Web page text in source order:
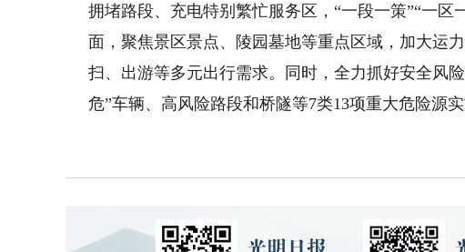
拥堵路段、充电特别繁忙服务区，“一段一策”“一
面，聚焦景区景点、陵园墓地等重点区域，加大运
扫、出游等多元出行需求。同时，全力抓好安全风
危”车辆、高风险路段和桥隧等7类13项重大危险源实